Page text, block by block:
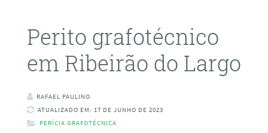
Perito grafotécnico
em Ribeirão do Largo
RAFAEL PAULINO
ATUALIZADO EM: 17 DE JUNHO DE 2023
PERÍCIA GRAFOTÉCNICA